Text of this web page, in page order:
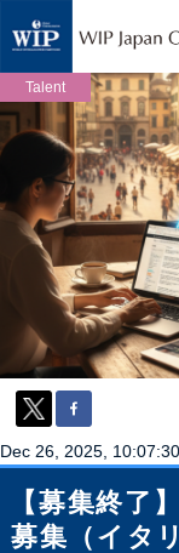
Talent
Dec 26, 2025,
【募集終了
募集（イタ